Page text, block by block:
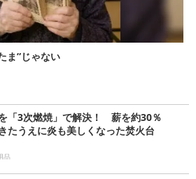
ま”じゃない
「3次燃焼」で解決！ 薪を約30％
たうえに炎も美しくなった焚火台
品